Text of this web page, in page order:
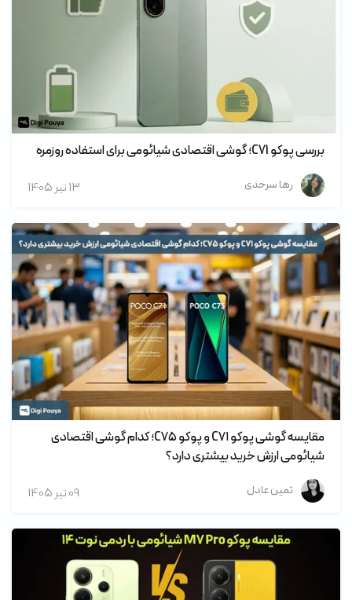
بررسی پوکو C71؛ گوشی اقتصادی شیائومی برای استفاده روزمره
رها سرحدی 13 تير 1405
مقایسه گوشی پوکو C۷۱ و پوکو C۷۵؛ کدام گوشی اقتصادی
شیائومی ارزش خرید بیشتری دارد؟
ثمین عادل 09 تير 1405